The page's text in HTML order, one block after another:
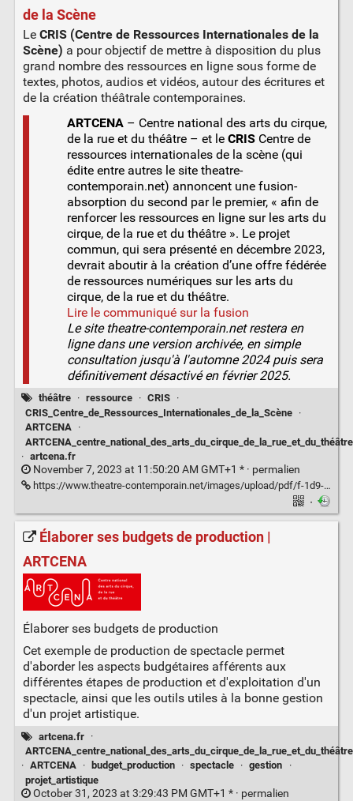
de la Scène
Le CRIS (Centre de Ressources Internationales de la
Scène) a pour objectif de mettre à disposition du plus
grand nombre des ressources en ligne sous forme de
textes, photos, audios et vidéos, autour des écritures et
de la création théâtrale contemporaines.
ARTCENA– Centre national des arts du cirque,
de la rue et du théâtre – et le CRISCentre de
ressources internationales de la scène (qui
édite entre autres le site theatre-
contemporain.net) annoncent une fusion-
absorption du second par le premier, « afin de
renforcer les ressources en ligne sur les arts du
cirque, de la rue et du théâtre ». Le projet
commun, qui sera présenté en décembre 2023,
devrait aboutir à la création d’une offre fédérée
de ressources numériques sur les arts du
cirque, de la rue et du théâtre.
Lire le communiqué sur la fusion
Le site theatre-contemporain.net restera en
ligne dans une version archivée, en simple
consultation jusqu'à l'automne 2024 puis sera
définitivement désactivé en février 2025.
théâtre · ressource · CRIS ·
CRIS_Centre_de_Ressources_Internationales_de_la_Scène
·
ARTCENA
·
ARTCENA_centre_national_des_arts_du_cirque_de_la_rue_et_du_théâtre
· artcena.fr
November 7, 2023 at 11:50:20 AM GMT+1 * · permalien
https://www.theatre-contemporain.net/images/upload/pdf/f-1d9-654b6337934fd.pdf
·
Élaborer ses budgets de production |
ARTCENA
Élaborer ses budgets de production
Cet exemple de production de spectacle permet
d'aborder les aspects budgétaires afférents aux
différentes étapes de production et d'exploitation d'un
spectacle, ainsi que les outils utiles à la bonne gestion
d'un projet artistique.
artcena.fr
·
ARTCENA_centre_national_des_arts_du_cirque_de_la_rue_et_du_théâtre
· ARTCENA · budget_production · spectacle · gestion
·
projet_artistique
October 31, 2023 at 3:29:43 PM GMT+1 * · permalien